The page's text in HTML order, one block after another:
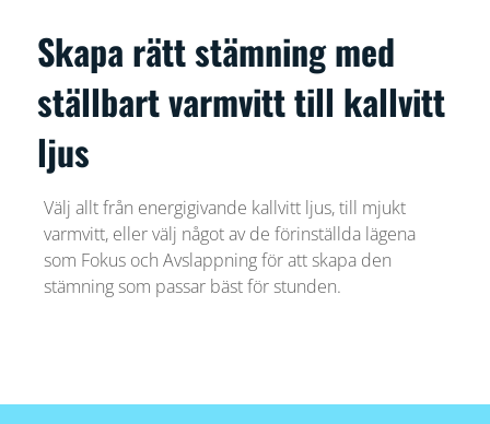
Skapa rätt stämning med
ställbart varmvitt till kallvitt
ljus
Välj allt från energigivande kallvitt ljus, till mjukt
varmvitt, eller välj något av de förinställda lägena
som Fokus och Avslappning för att skapa den
stämning som passar bäst för stunden.